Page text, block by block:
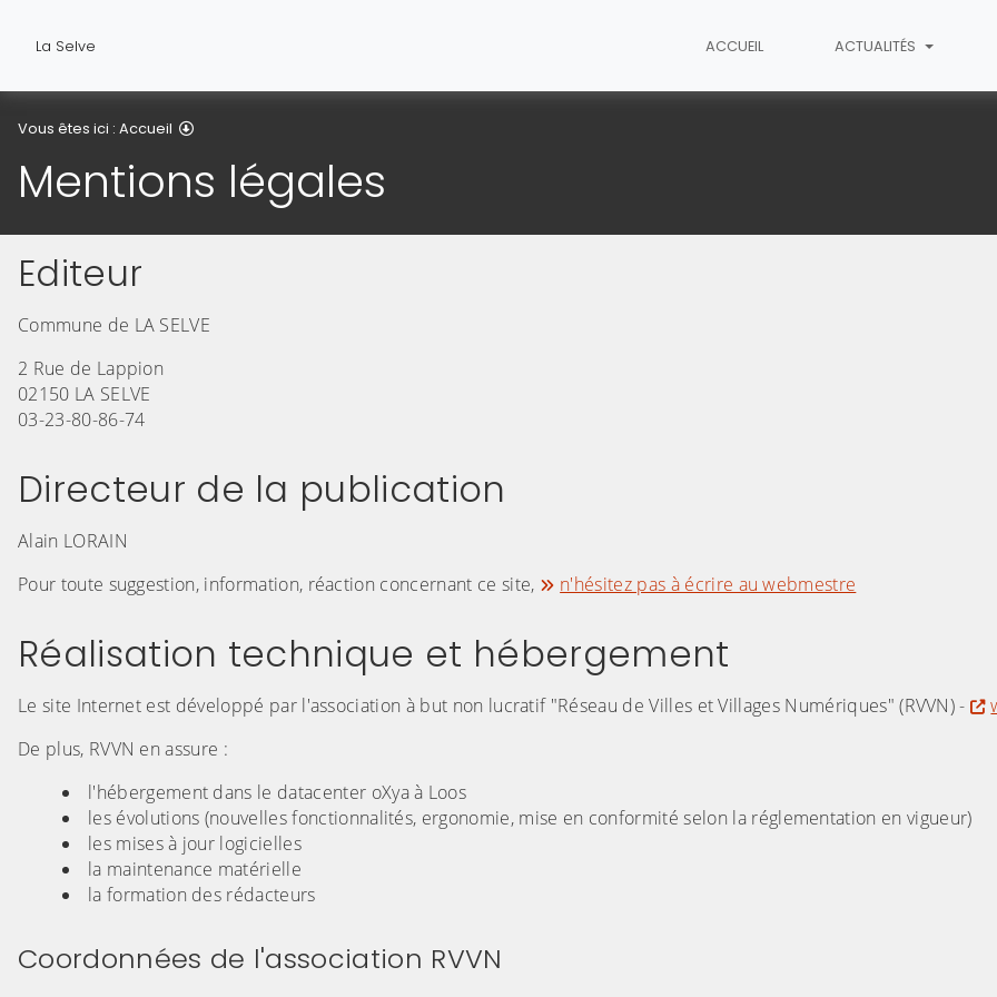
La Selve ACCUEIL ACTUALITÉS
Vous êtes ici : Accueil
Mentions légales
Editeur
Commune de LA SELVE
2 Rue de Lappion
02150 LA SELVE
03-23-80-86-74
Directeur de la publication
Alain LORAIN
Pour toute suggestion, information, réaction concernant ce site,
n'hésitez pas à écrire au webmestre
Réalisation technique et hébergement
Le site Internet est développé par l'association à but non lucratif "Réseau de Villes et Villages Numériques" (RVVN) -
De plus, RVVN en assure :
l'hébergement dans le datacenter oXya à Loos
les évolutions (nouvelles fonctionnalités, ergonomie, mise en conformité selon la réglementation en vigueur)
les mises à jour logicielles
la maintenance matérielle
la formation des rédacteurs
Coordonnées de l'association RVVN